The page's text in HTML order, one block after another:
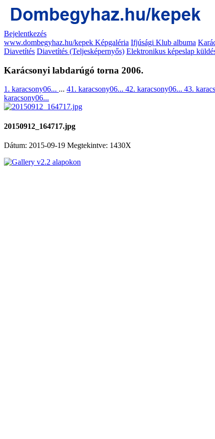
Bejelentkezés
www.dombegyhaz.hu/kepek Képgaléria Ifjúsági Klub albuma
Diavetítés Diavetítés (Teljesképernyős) Elektronikus képeslap
Karácsonyi labdarúgó torna 2006.
1. karacsony06... ... 41. karacsony06... 42. karacsony06... 43.
karacsony06...
20150912_164717.jpg
Dátum: 2015-09-19 Megtekintve: 1430X